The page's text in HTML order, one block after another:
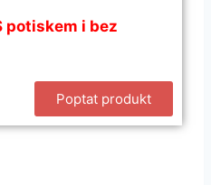
potiskem i bez
Poptat produkt